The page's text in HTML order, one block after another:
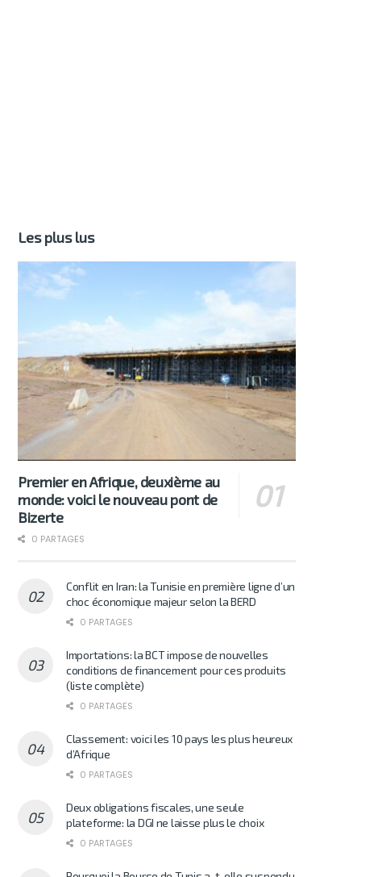
Les plus lus
Premier en Afrique, deuxième au
monde: voici le nouveau pont de
Bizerte
0 PARTAGES
Conflit en Iran: la Tunisie en première ligne d’un
choc économique majeur selon la BERD
0 PARTAGES
Importations: la BCT impose de nouvelles
conditions de financement pour ces produits
(liste complète)
0 PARTAGES
Classement: voici les 10 pays les plus heureux
d’Afrique
0 PARTAGES
Deux obligations fiscales, une seule
plateforme: la DGI ne laisse plus le choix
0 PARTAGES